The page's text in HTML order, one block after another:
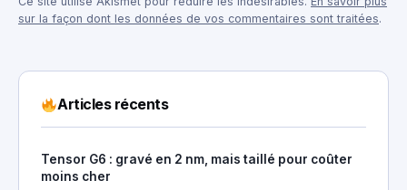
sur la façon dont les données de vos commentaires sont traitées.
Articles récents
Tensor G6 : gravé en 2 nm, mais taillé pour coûter
moins cher